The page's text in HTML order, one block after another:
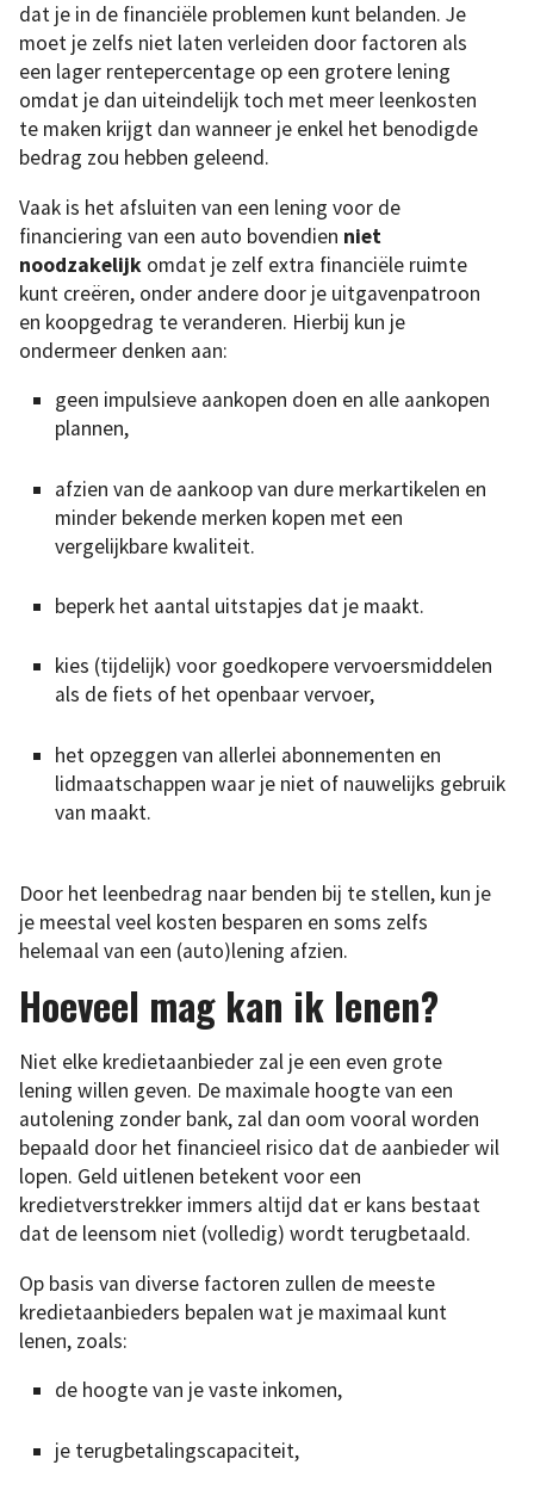
dat je in de financiële problemen kunt belanden. Je
moet je zelfs niet laten verleiden door factoren als
een lager rentepercentage op een grotere lening
omdat je dan uiteindelijk toch met meer leenkosten
te maken krijgt dan wanneer je enkel het benodigde
bedrag zou hebben geleend.
Vaak is het afsluiten van een lening voor de
financiering van een auto bovendien niet
noodzakelijk omdat je zelf extra financiële ruimte
kunt creëren, onder andere door je uitgavenpatroon
en koopgedrag te veranderen. Hierbij kun je
ondermeer denken aan:
geen impulsieve aankopen doen en alle aankopen
plannen,
afzien van de aankoop van dure merkartikelen en
minder bekende merken kopen met een
vergelijkbare kwaliteit.
beperk het aantal uitstapjes dat je maakt.
kies (tijdelijk) voor goedkopere vervoersmiddelen
als de fiets of het openbaar vervoer,
het opzeggen van allerlei abonnementen en
lidmaatschappen waar je niet of nauwelijks gebruik
van maakt.
Door het leenbedrag naar benden bij te stellen, kun je
je meestal veel kosten besparen en soms zelfs
helemaal van een (auto)lening afzien.
Hoeveel mag kan ik lenen?
Niet elke kredietaanbieder zal je een even grote
lening willen geven. De maximale hoogte van een
autolening zonder bank, zal dan oom vooral worden
bepaald door het financieel risico dat de aanbieder wil
lopen. Geld uitlenen betekent voor een
kredietverstrekker immers altijd dat er kans bestaat
dat de leensom niet (volledig) wordt terugbetaald.
Op basis van diverse factoren zullen de meeste
kredietaanbieders bepalen wat je maximaal kunt
lenen, zoals:
de hoogte van je vaste inkomen,
je terugbetalingscapaciteit,